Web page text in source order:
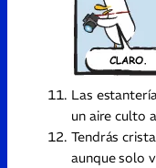
Las
un aire culto
Tendrás
aunque solo